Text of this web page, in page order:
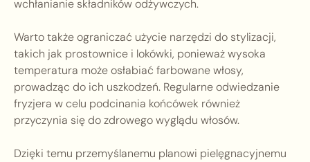
wchłanianie składników odżywczych.
Warto także ograniczać użycie narzędzi do stylizacji,
takich jak prostownice i lokówki, ponieważ wysoka
temperatura może osłabiać farbowane włosy,
prowadząc do ich uszkodzeń. Regularne odwiedzanie
fryzjera w celu podcinania końcówek również
przyczynia się do zdrowego wyglądu włosów.
Dzięki temu przemyślanemu planowi pielęgnacyjnemu